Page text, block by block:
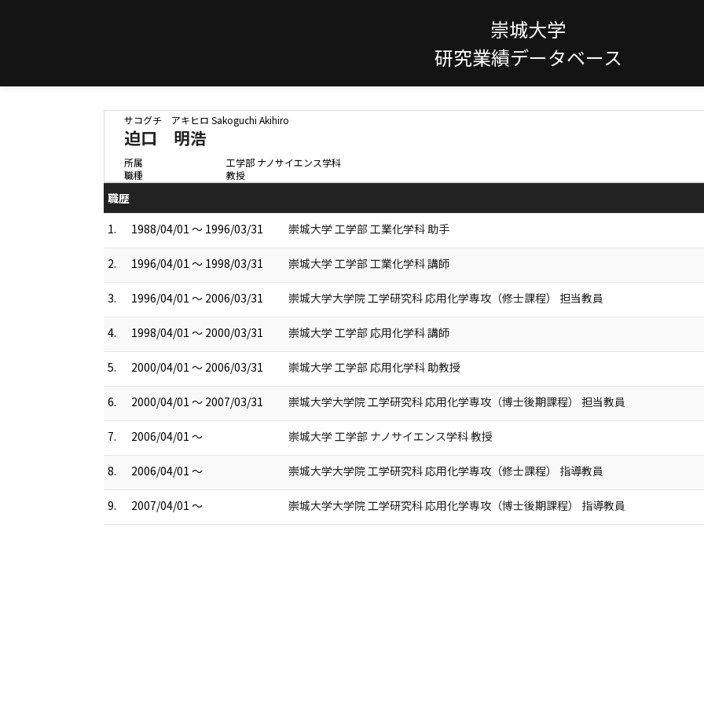
崇城大学
研究業績データベース
サコグチ アキヒロ Sakoguchi Akihiro
迫口 明浩
所属
工学部 ナノサイエンス学科
職種
教授
職歴
1.
1988/04/01 ～ 1996/03/31 崇城大学 工学部 工業化学科 助手
2. 1996/04/01 ～ 1998/03/31 崇城大学 工学部 工業化学科 講師
3. 1996/04/01 ～ 2006/03/31 崇城大学大学院 工学研究科 応用化学専攻（修士課程） 担当教員
4. 1998/04/01 ～ 2000/03/31 崇城大学 工学部 応用化学科 講師
5. 2000/04/01 ～ 2006/03/31 崇城大学 工学部 応用化学科 助教授
6. 2000/04/01 ～ 2007/03/31 崇城大学大学院 工学研究科 応用化学専攻（博士後期課程） 担当教員
7. 2006/04/01 ～ 崇城大学 工学部 ナノサイエンス学科 教授
8. 2006/04/01 ～ 崇城大学大学院 工学研究科 応用化学専攻（修士課程） 指導教員
9. 2007/04/01 ～ 崇城大学大学院 工学研究科 応用化学専攻（博士後期課程） 指導教員